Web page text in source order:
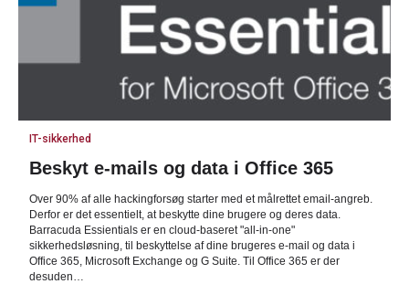
IT-sikkerhed
Beskyt e-mails og data i Office 365
Over 90% af alle hackingforsøg starter med et målrettet email-angreb.
Derfor er det essentielt, at beskytte dine brugere og deres data.
Barracuda Essientials er en cloud-baseret "all-in-one"
sikkerhedsløsning, til beskyttelse af dine brugeres e-mail og data i
Office 365, Microsoft Exchange og G Suite. Til Office 365 er der
desuden…